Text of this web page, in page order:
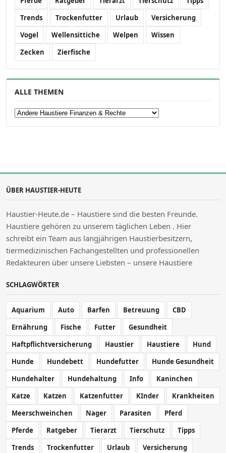
Trends
Trockenfutter Urlaub
Versicherung
Vogel
Wellensittiche Welpen
Wissen
Zecken
Zierfische
ALLE THEMEN
Alle Themen
ÜBER HAUSTIER-HEUTE
Haustier-Heute.de – Haustiere sind die besten Freunde.
Haustiere gehören zu unserem täglichen Leben . Hier
schreibt ein Team aus langjährigen Haustierbesitzern,
tiermedizinischen Fachangestellten und professionellen
Redakteuren über unsere Liebsten – unsere Haustiere
SCHLAGWÖRTER
Aquarium Auto Barfen Betreuung
CBD
Ernährung
Fische Futter
Gesundheit
Haftpflichtversicherung
Haustier Haustiere
Hund
Hunde
Hundebett Hundefutter
Hunde Gesundheit
Hundehalter
Hundehaltung Info
Kaninchen
Katze
Katzen Katzenfutter KInder
Krankheiten
Meerschweinchen
Nager Parasiten
Pferd
Pferde
Ratgeber Tierarzt Tierschutz
Tipps
Trends
Trockenfutter Urlaub Versicherung